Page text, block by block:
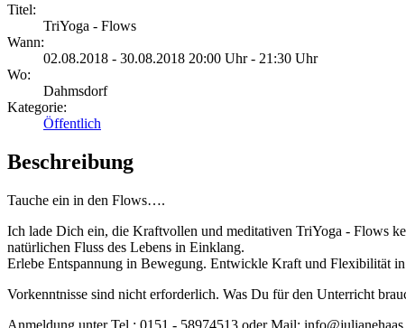
Titel:
TriYoga - Flows
Wann:
02.08.2018 - 30.08.2018 20:00 Uhr - 21:30 Uhr
Wo:
Dahmsdorf
Kategorie:
Öffentlich
Beschreibung
Tauche ein in den Flows….
Ich lade Dich ein, die Kraftvollen und meditativen TriYoga - Flows
natürlichen Fluss des Lebens in Einklang.
Erlebe Entspannung in Bewegung. Entwickle Kraft und Flexibilität
Vorkenntnisse sind nicht erforderlich. Was Du für den Unterricht